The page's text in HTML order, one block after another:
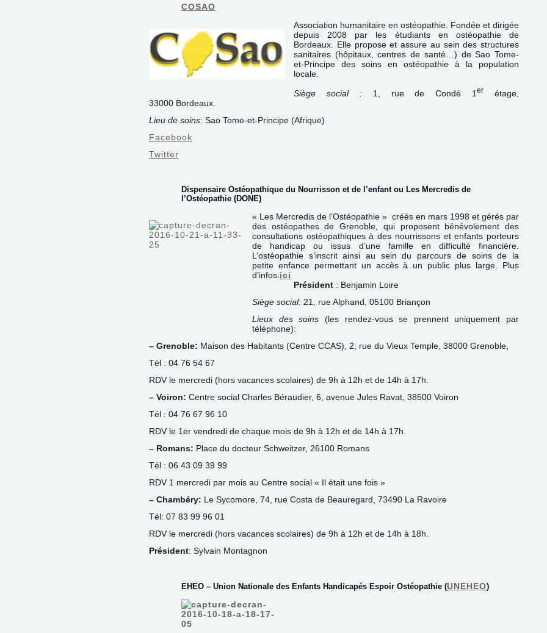
COSAO
Association humanitaire en ostéopathie. Fondée et dirigée
depuis 2008 par les étudiants en ostéopathie de
Bordeaux. Elle propose et assure au sein des structures
sanitaires (hôpitaux, centres de santé…) de Sao Tome-
et-Principe des soins en ostéopathie à la population
locale.
Siège social : 1, rue de Condé 1er
étage,
33000 Bordeaux.
Lieu de soins: Sao Tome-et-Principe (Afrique)
Facebook
Twitter
Dispensaire Ostéopathique du Nourrisson et de l’enfant ou Les Mercredis de
l’Ostéopathie (DONE)
« Les Mercredis de l’Ostéopathie » créés en mars 1998 et gérés par
des ostéopathes de Grenoble, qui proposent bénévolement des
consultations ostéopathiques à des nourrissons et enfants porteurs
de handicap ou issus d’une famille en difficulté financière.
L’ostéopathie s’inscrit ainsi au sein du parcours de soins de la
petite enfance permettant un accès à un public plus large. Plus
d’infos:ici
Président : Benjamin Loire
Siège social: 21, rue Alphand, 05100 Briançon
Lieux des soins (les rendez-vous se prennent uniquement par
téléphone):
– Grenoble: Maison des Habitants (Centre CCAS), 2, rue du Vieux Temple, 38000 Grenoble,
Tél : 04 76 54 67
RDV le mercredi (hors vacances scolaires) de 9h à 12h et de 14h à 17h.
– Voiron: Centre social Charles Béraudier, 6, avenue Jules Ravat, 38500 Voiron
Tél : 04 76 67 96 10
RDV le 1er vendredi de chaque mois de 9h à 12h et de 14h à 17h.
– Romans: Place du docteur Schweitzer, 26100 Romans
Tél : 06 43 09 39 99
RDV 1 mercredi par mois au Centre social « Il était une fois »
– Chambéry: Le Sycomore, 74, rue Costa de Beauregard, 73490 La Ravoire
Tél: 07 83 99 96 01
RDV le mercredi (hors vacances scolaires) de 9h à 12h et de 14h à 18h.
Président: Sylvain Montagnon
EHEO – Union Nationale des Enfants Handicapés Espoir Ostéopathie (UNEHEO)